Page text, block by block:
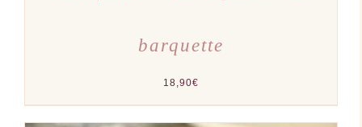
barquette
18,90€